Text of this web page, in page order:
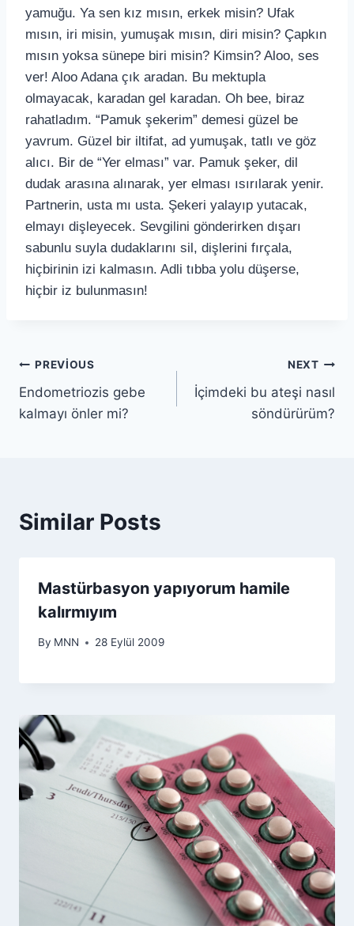
yamuğu. Ya sen kız mısın, erkek misin? Ufak
mısın, iri misin, yumuşak mısın, diri misin? Çapkın
mısın yoksa sünepe biri misin? Kimsin? Aloo, ses
ver! Aloo Adana çık aradan. Bu mektupla
olmayacak, karadan gel karadan. Oh bee, biraz
rahatladım. “Pamuk şekerim” demesi güzel be
yavrum. Güzel bir iltifat, ad yumuşak, tatlı ve göz
alıcı. Bir de “Yer elması” var. Pamuk şeker, dil
dudak arasına alınarak, yer elması ısırılarak yenir.
Partnerin, usta mı usta. Şekeri yalayıp yutacak,
elmayı dişleyecek. Sevgilini gönderirken dışarı
sabunlu suyla dudaklarını sil, dişlerini fırçala,
hiçbirinin izi kalmasın. Adli tıbba yolu düşerse,
hiçbir iz bulunmasın!
PREVIOUS
Endometriozis gebe
kalmayı önler mi?
NEXT
İçimdeki bu ateşi nasıl
söndürürüm?
Similar Posts
Mastürbasyon yapıyorum hamile
kalırmıyım
By MNN 28 Eylül 2009